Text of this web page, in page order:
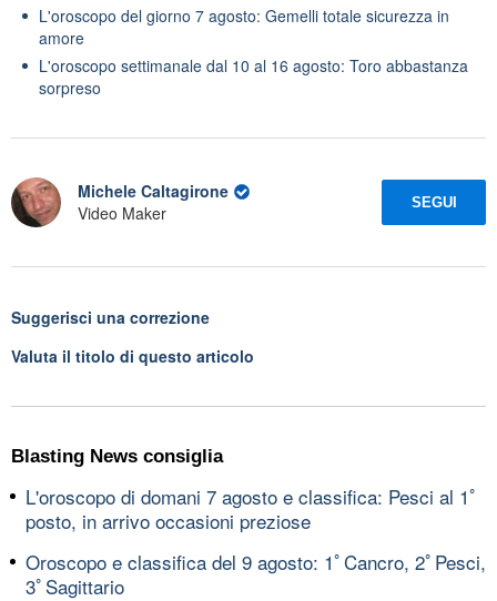
L'oroscopo del giorno 7 agosto: Gemelli totale sicurezza in
amore
L'oroscopo settimanale dal 10 al 16 agosto: Toro abbastanza
sorpreso
Michele Caltagirone
Video Maker
SEGUI
Suggerisci una correzione
Valuta il titolo di questo articolo
Blasting News consiglia
L'oroscopo di domani 7 agosto e classifica: Pesci al 1ﾟ
posto, in arrivo occasioni preziose
Oroscopo e classifica del 9 agosto: 1ﾟCancro, 2ﾟPesci,
3ﾟSagittario